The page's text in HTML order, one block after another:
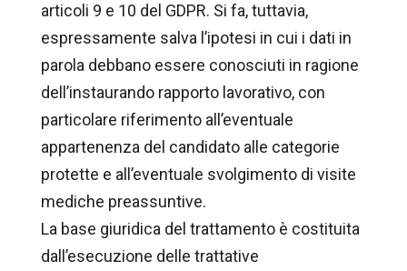
articoli 9 e 10 del GDPR. Si fa, tuttavia,
espressamente salva l’ipotesi in cui i dati in
parola debbano essere conosciuti in ragione
dell’instaurando rapporto lavorativo, con
particolare riferimento all’eventuale
appartenenza del candidato alle categorie
protette e all’eventuale svolgimento di visite
mediche preassuntive.
La base giuridica del trattamento è costituita
dall’esecuzione delle trattative